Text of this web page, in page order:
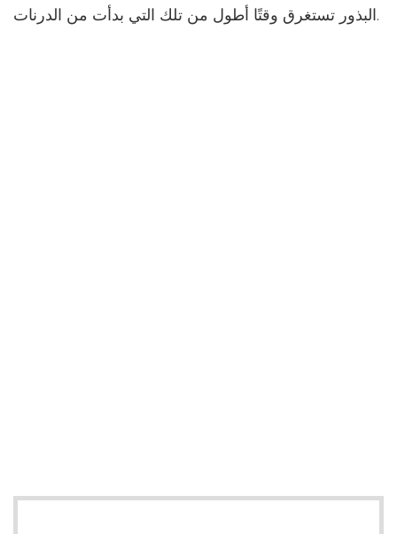
البذور تستغرق وقتًا أطول من تلك التي بدأت من الدرنات.